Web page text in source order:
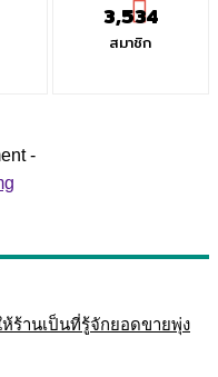
3,534
สมาชิก
-
ห้ร้านเป็นที่รู้จักยอดขายพุ่ง